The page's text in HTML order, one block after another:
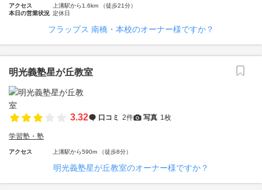
アクセス
上溝駅から1.6km （徒歩21分）
本日の営業状況 定休日
フラップス 南橋・本校のオーナー様ですか？
明光義塾星が丘教室
3.32 口コミ 2件 写真 1枚
学習塾・塾
アクセス 上溝駅から590m （徒歩8分）
明光義塾星が丘教室のオーナー様ですか？